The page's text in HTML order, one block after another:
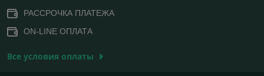
РАССРОЧКА ПЛАТЕЖА
ON-LINE ОПЛАТА
Все условия оплаты